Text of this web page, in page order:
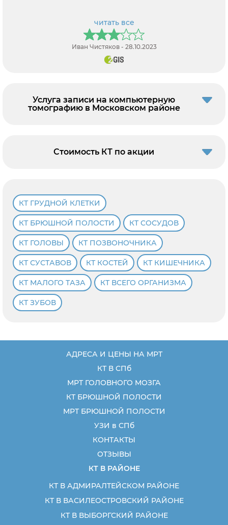
читать все
​Иван Чистяков - 28.10.2023
Услуга записи на компьютерную
томографию в Московском районе
Стоимость КТ по акции
КТ ГРУДНОЙ КЛЕТКИ
КТ БРЮШНОЙ ПОЛОСТИ КТ СОСУДОВ
КТ ГОЛОВЫ КТ ПОЗВОНОЧНИКА
КТ СУСТАВОВ КТ КОСТЕЙ КТ КИШЕЧНИКА
КТ МАЛОГО ТАЗА КТ ВСЕГО ОРГАНИЗМА
КТ ЗУБОВ
АДРЕСА И ЦЕНЫ НА МРТ
КТ В СПб
МРТ ГОЛОВНОГО МОЗГА
КТ БРЮШНОЙ ПОЛОСТИ
МРТ БРЮШНОЙ ПОЛОСТИ
УЗИ в СПб
КОНТАКТЫ
ОТЗЫВЫ
КТ В РАЙОНЕ
КТ В АДМИРАЛТЕЙСКОМ РАЙОНЕ
КТ В ВАСИЛЕОСТРОВСКИЙ РАЙОНЕ
КТ В ВЫБОРГСКИЙ РАЙОНЕ